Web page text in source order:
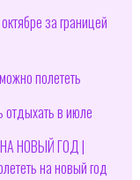
за границей
полететь
отдыхать в июле
НОВЫЙ ГОД |
на новый год